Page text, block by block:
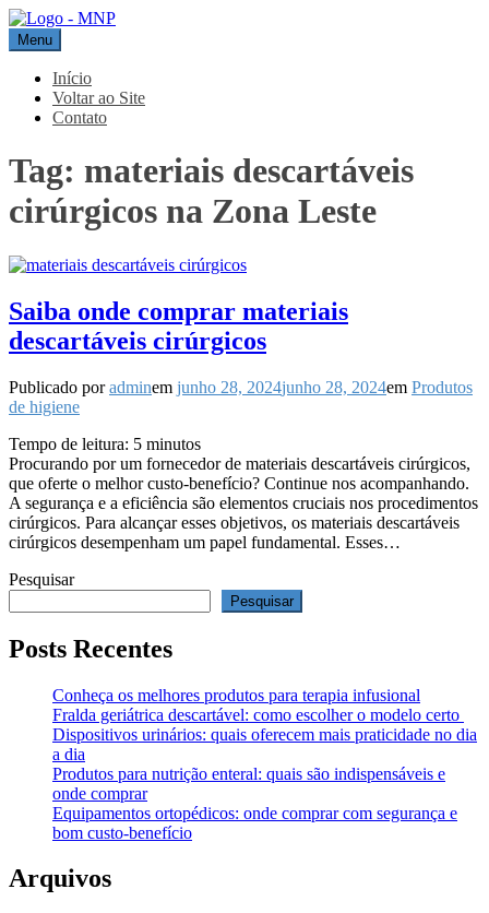
Pular
para
o
conteúdo
MNP
Blog
Menu
Início
Voltar ao Site
Contato
Tag: materiais descartáveis
cirúrgicos na Zona Leste
Saiba onde comprar materiais
descartáveis cirúrgicos
Publicado poradminem junho 28, 2024junho 28, 2024em Produtos
de higiene
Tempo de leitura: 5 minutos
Procurando por um fornecedor de materiais descartáveis cirúrgicos,
que oferte o melhor custo-benefício? Continue nos acompanhando.
A segurança e a eficiência são elementos cruciais nos procedimentos
cirúrgicos. Para alcançar esses objetivos, os materiais descartáveis
cirúrgicos desempenham um papel fundamental. Esses…
Pesquisar
Pesquisar
Posts Recentes
Conheça os melhores produtos para terapia infusional
Fralda geriátrica descartável: como escolher o modelo certo
Dispositivos urinários: quais oferecem mais praticidade no dia
a dia
Produtos para nutrição enteral: quais são indispensáveis e
onde comprar
Equipamentos ortopédicos: onde comprar com segurança e
bom custo-benefício
Arquivos